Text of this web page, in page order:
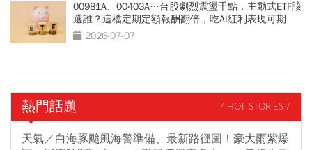
00981A、00403A…台股劇烈震盪千點，主動式ETF該
選誰？這檔定期定額報酬翻倍，吃AI紅利表現可期
2026-07-07
熱門話題 / HOT STORIES /
天氣／白海豚颱風海警準備、最新路徑圖！豪大雨紫爆